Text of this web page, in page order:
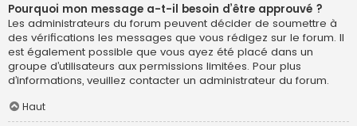
Pourquoi mon message a-t-il besoin d’être approuvé ?
Les administrateurs du forum peuvent décider de soumettre à
des vérifications les messages que vous rédigez sur le forum. Il
est également possible que vous ayez été placé dans un
groupe d’utilisateurs aux permissions limitées. Pour plus
d’informations, veuillez contacter un administrateur du forum.
Haut